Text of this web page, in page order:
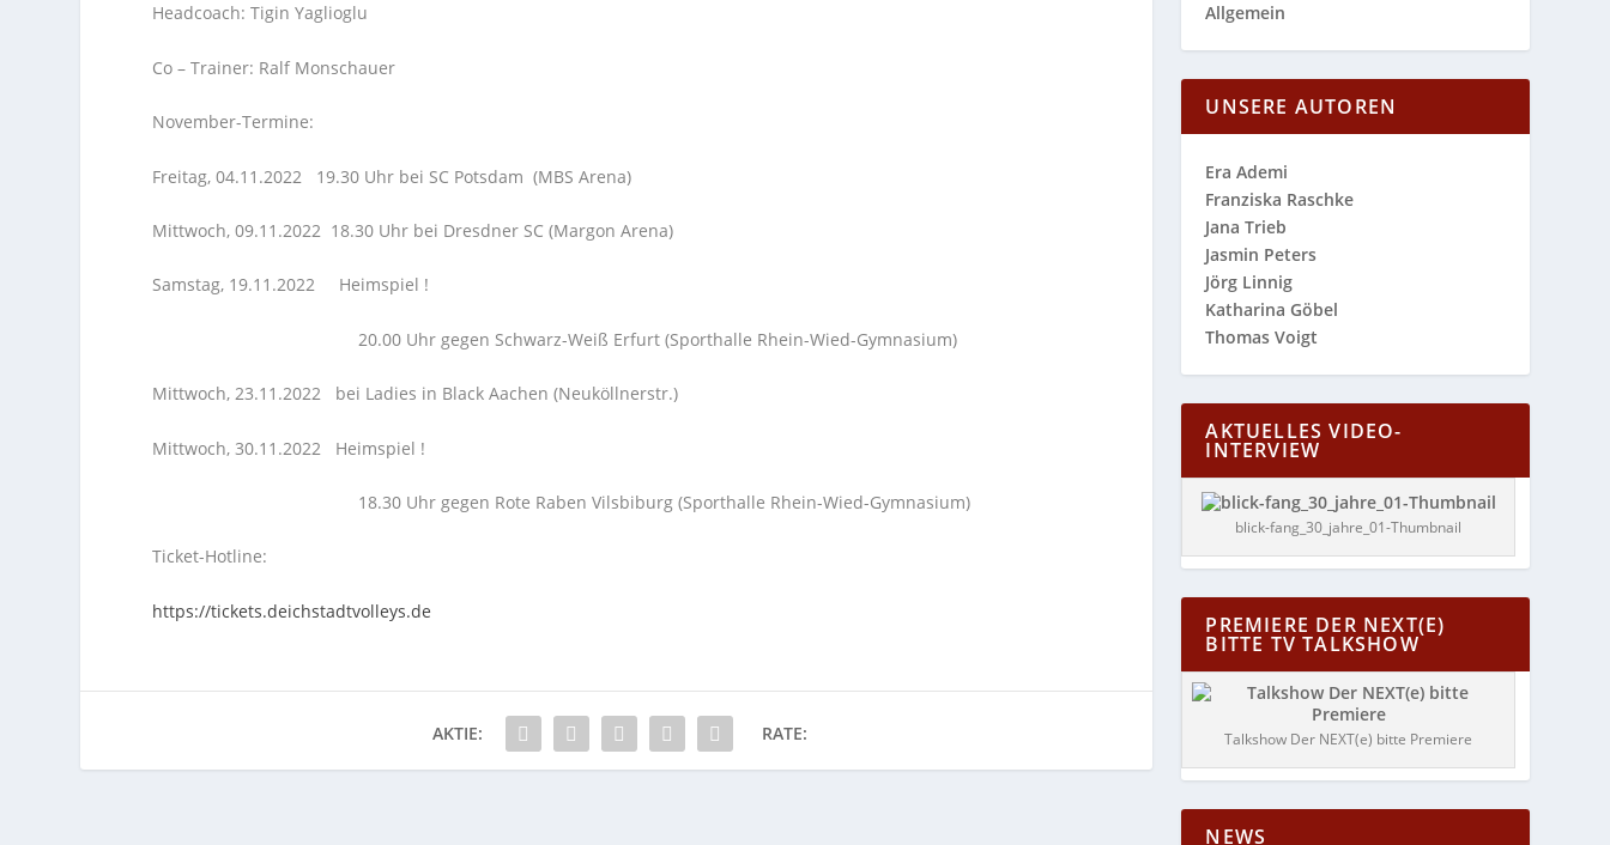
Headcoach: Tigin Yaglioglu
Co – Trainer: Ralf Monschauer
November-Termine:
Freitag, 04.11.2022 19.30 Uhr bei SC Potsdam (MBS Arena)
Mittwoch, 09.11.2022 18.30 Uhr bei Dresdner SC (Margon Arena)
Samstag, 19.11.2022 Heimspiel !
20.00 Uhr gegen Schwarz-Weiß Erfurt (Sporthalle Rhein-Wied-Gymnasium)
Mittwoch, 23.11.2022 bei Ladies in Black Aachen (Neuköllnerstr.)
Mittwoch, 30.11.2022 Heimspiel !
18.30 Uhr gegen Rote Raben Vilsbiburg (Sporthalle Rhein-Wied-Gymnasium)
Ticket-Hotline:
https://tickets.deichstadtvolleys.de
AKTIE: RATE:
Allgemein
UNSERE AUTOREN
Era Ademi
Franziska Raschke
Jana Trieb
Jasmin Peters
Jörg Linnig
Katharina Göbel
Thomas Voigt
AKTUELLES VIDEO-
INTERVIEW
blick-fang_30_jahre_01-Thumbnail
PREMIERE DER NEXT(E)
BITTE TV TALKSHOW
Talkshow Der NEXT(e) bitte Premiere
NEWS